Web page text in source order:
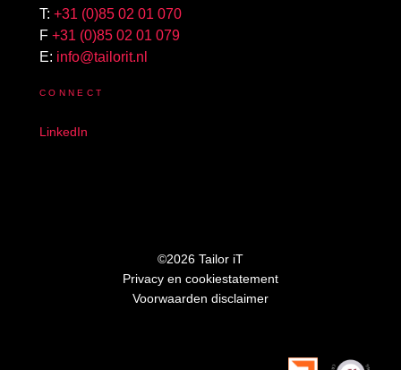
T: +31 (0)85 02 01 070
F +31 (0)85 02 01 079
E: info@tailorit.nl
CONNECT
LinkedIn
©2026 Tailor iT
Privacy en cookiestatement
Voorwaarden disclaimer